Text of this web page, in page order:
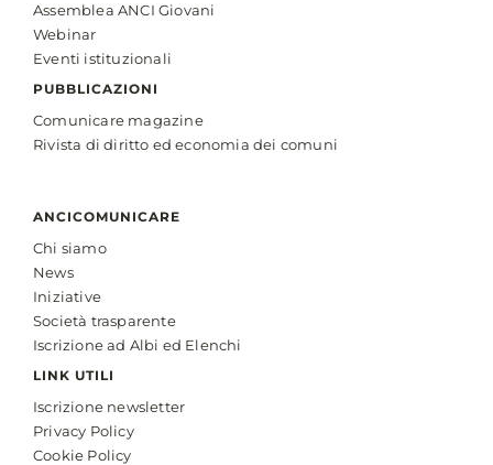
Assemblea ANCI Giovani
Webinar
Eventi istituzionali
PUBBLICAZIONI
Comunicare magazine
Rivista di diritto ed economia dei comuni
ANCICOMUNICARE
Chi siamo
News
Iniziative
Società trasparente
Iscrizione ad Albi ed Elenchi
LINK UTILI
Iscrizione newsletter
Privacy Policy
Cookie Policy